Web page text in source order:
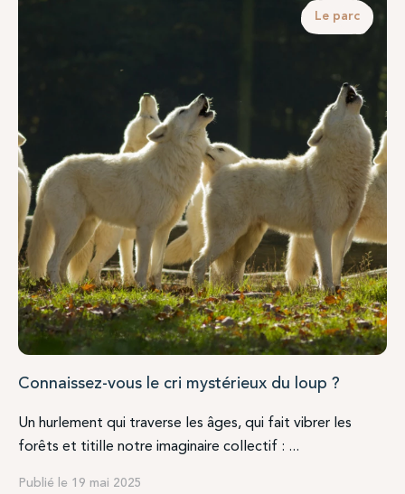
Le parc
Connaissez-vous le cri mystérieux du loup ?
Un hurlement qui traverse les âges, qui fait vibrer les
forêts et titille notre imaginaire collectif : ...
Publié le 19 mai 2025